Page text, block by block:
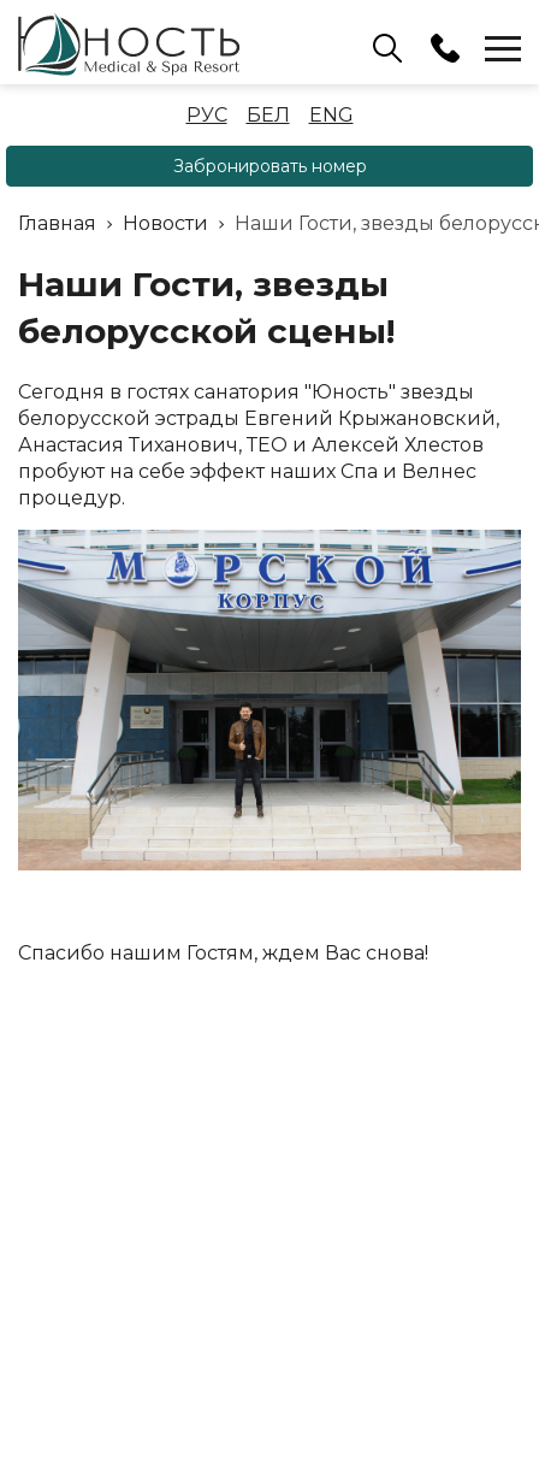
Бассейн
+375 (17) 503 93 22
Аренда беседок
+375 (33) 902 35 07
Отдел бронирования
+375 (17) 503 91 10
РУС БЕЛ ENG
Забронировать номер
Главная Новости Наши Гости, звезды
Наши Гости, звезды
белорусской сцены!
Сегодня в гостях санатория "Юность" звезды
белорусской эстрады Евгений Крыжановский,
Анастасия Тиханович, ТЕО и Алексей Хлестов
пробуют на себе эффект наших Спа и Велнес
процедур.
Спасибо нашим Гостям, ждем Вас снова!